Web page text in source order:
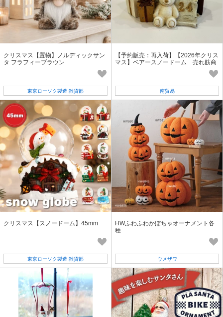
クリスマス【置物】ノルディックサン
タ フラフィーブラウン
東京ローソク製造 雑貨部
【予約販売：再入荷】【2026年クリス
マス】ベアースノードーム 売れ筋商
南貿易
クリスマス【スノードーム】45mm
東京ローソク製造 雑貨部
HWふわふわかぼちゃオーナメント各
種
ウメザワ